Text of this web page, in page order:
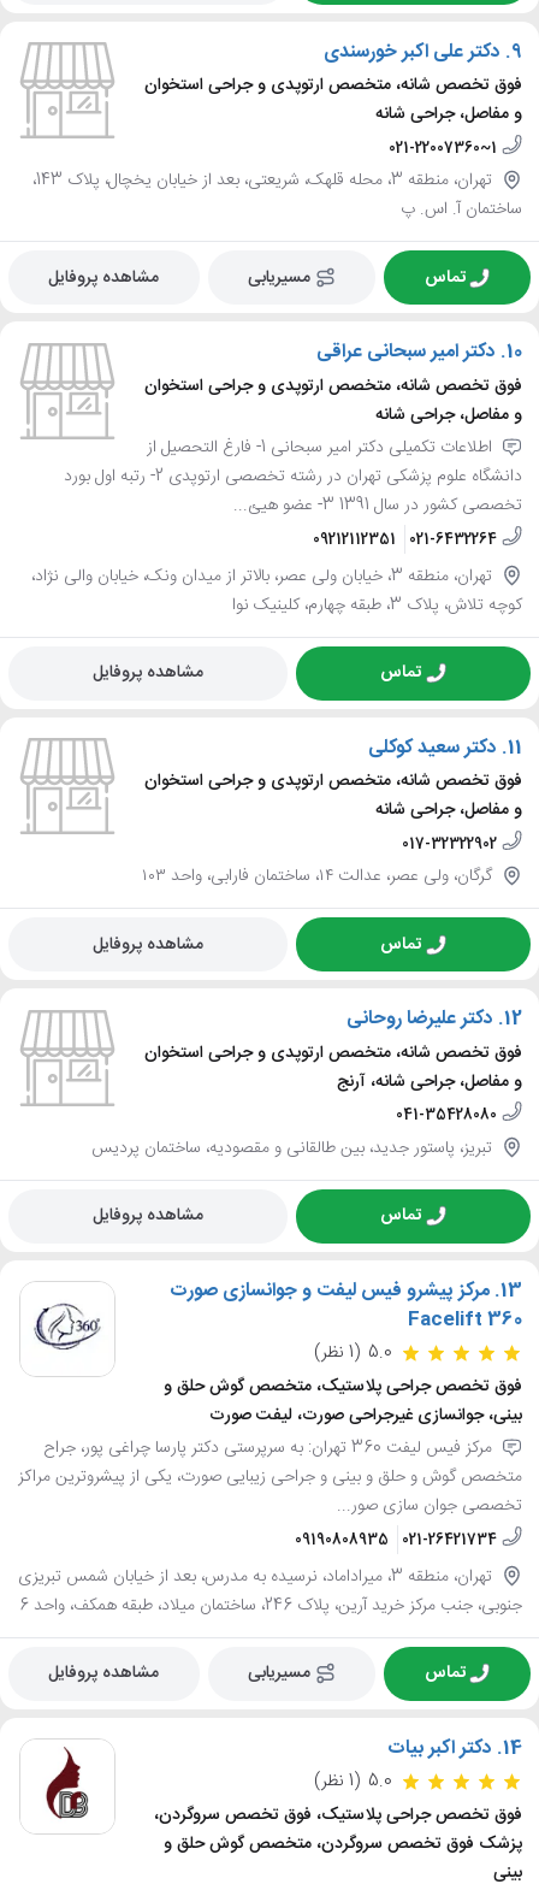
9. دکتر علی اکبر خورسندی
فوق تخصص شانه، متخصص ارتوپدی و جراحی استخوان
و مفاصل، جراحی شانه
021-22007360~1
تهران، منطقه 3، محله قلهک، شریعتی، بعد از خیابان یخچال، پلاک 143،
ساختمان آ. اس. پ
تماس مسیریابی مشاهده پروفایل
10. دکتر امیر سبحانی عراقی
فوق تخصص شانه، متخصص ارتوپدی و جراحی استخوان
و مفاصل، جراحی شانه
اطلاعات تکمیلی دکتر امیر سبحانی 1- فارغ التحصیل از
دانشگاه علوم پزشکی تهران در رشته تخصصی ارتوپدی 2- رتبه اول بورد
تخصصی کشور در سال 1391 3- عضو هیئ...
021-6432264
09212112351
تهران، منطقه 3، خیابان ولی عصر، بالاتر از میدان ونک، خیابان والی نژاد،
کوچه تلاش، پلاک 3، طبقه چهارم، کلینیک نوا
تماس مشاهده پروفایل
11. دکتر سعید کوکلی
فوق تخصص شانه، متخصص ارتوپدی و جراحی استخوان
و مفاصل، جراحی شانه
017-32322902
گرگان، ولی عصر، عدالت ۱۴، ساختمان فارابی، واحد ۱۰۳
تماس مشاهده پروفایل
12. دکتر علیرضا روحانی
فوق تخصص شانه، متخصص ارتوپدی و جراحی استخوان
و مفاصل، جراحی شانه، آرنج
041-35428080
تبریز، پاستور جدید، بین طالقانی و مقصودیه، ساختمان پردیس
تماس مشاهده پروفایل
13. مرکز پیشرو فیس لیفت و جوانسازی صورت
Facelift 360
5.0 (1 نظر)
فوق تخصص جراحی پلاستیک، متخصص گوش حلق و
بینی، جوانسازی غیرجراحی صورت، لیفت صورت
مرکز فیس لیفت 360 تهران: به سرپرستی دکتر پارسا چراغی پور، جراح
متخصص گوش و حلق و بینی و جراحی زیبایی صورت، یکی از پیشروترین مراکز
تخصصی جوان سازی صور...
021-26421734
09190808935
تهران، منطقه 3، میراداماد، نرسیده به مدرس، بعد از خیابان شمس تبریزی
جنوبی، جنب مرکز خرید آرین، پلاک 246، ساختمان میلاد، طبقه همکف، واحد 6
تماس مسیریابی مشاهده پروفایل
14. دکتر اکبر بیات
5.0 (1 نظر)
فوق تخصص جراحی پلاستیک، فوق تخصص سروگردن،
پزشک فوق تخصص سروگردن، متخصص گوش حلق و
بینی